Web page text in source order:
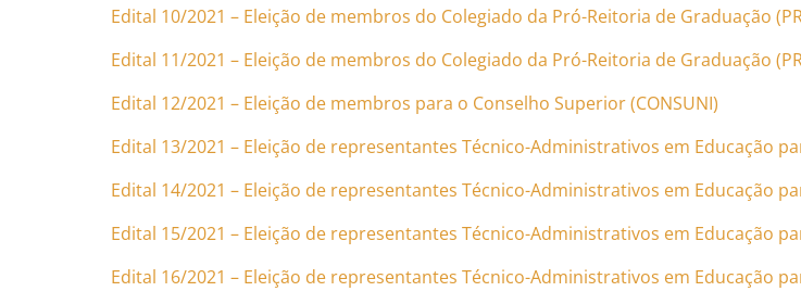
Edital 10/2021 – Eleição de membros do Colegiado da Pró-Reitoria de Graduação
Edital 11/2021 – Eleição de membros do Colegiado da Pró-Reitoria de Graduação
Edital 12/2021 – Eleição de membros para o Conselho Superior (CONSUNI)
Edital 13/2021 – Eleição de representantes Técnico-Administrativos em Educação
Edital 14/2021 – Eleição de representantes Técnico-Administrativos em Educação
Edital 15/2021 – Eleição de representantes Técnico-Administrativos em Educação
Edital 16/2021 – Eleição de representantes Técnico-Administrativos em Educação